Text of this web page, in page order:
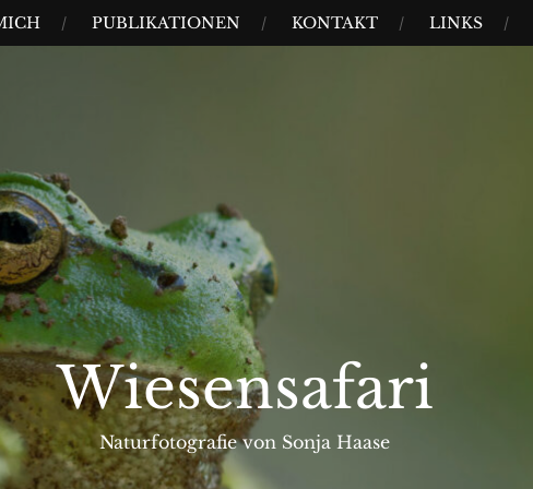
PUBLIKATIONEN KONTAKT LINKS
Wiesensafari
Naturfotografie von Sonja Haase